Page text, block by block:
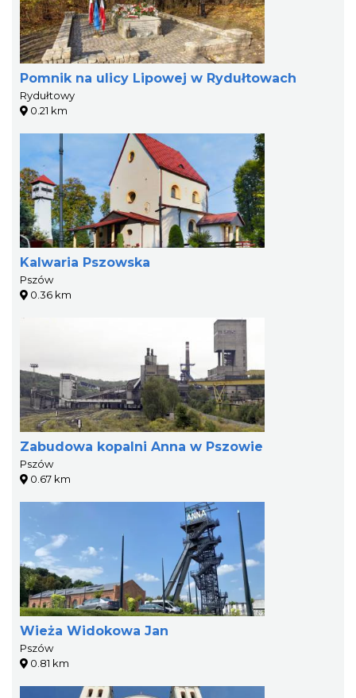
Pomnik na ulicy Lipowej w Rydułtowach
Rydułtowy
0.21 km
Kalwaria Pszowska
Pszów
0.36 km
Zabudowa kopalni Anna w Pszowie
Pszów
0.67 km
Wieża Widokowa Jan
Pszów
0.81 km